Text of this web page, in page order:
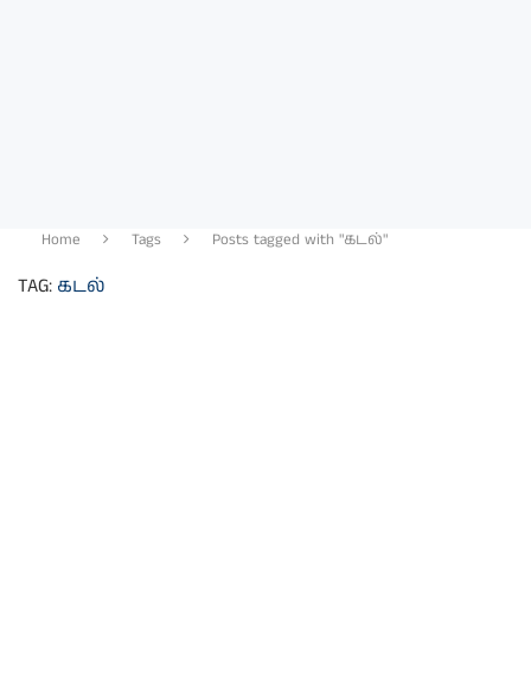
Home Tags Posts tagged with "கடல்"
TAG: கடல்